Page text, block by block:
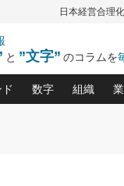
日本経営合理
と ”文字” のコラムを
ド 数字 組織